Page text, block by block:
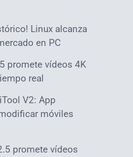
Linux alcanza
en PC
promete vídeos 4K
real
V2: App
móviles
promete vídeos